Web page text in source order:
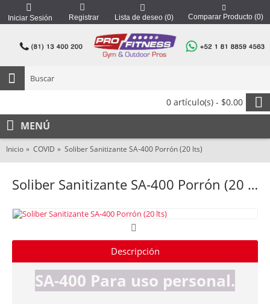
Iniciar Sesión Registrar Lista de deseo (0) Comparar Producto (0)
0 artículo(s) - $0.00
MENÚ
Inicio COVID Soliber Sanitizante SA-400 Porrón (20 lts)
Soliber Sanitizante SA-400 Porrón (20 lts)
Descripción
SA-400 Para uso personal.